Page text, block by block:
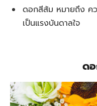
ดอกสีส้ม หมายถึง ค
เป็นแรงบันดาลใจ
ด